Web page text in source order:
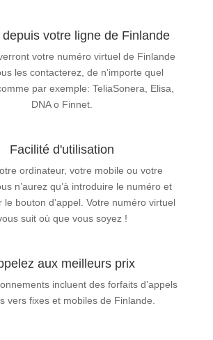
votre ligne de Finlande
votre numéro virtuel de Finlande
les contacterez, de n’importe quel
par exemple: TeliaSonera, Elisa,
DNA o Finnet.
Facilité d'utilisation
ordinateur, votre mobile ou votre
n’aurez qu’à introduire le numéro et
le bouton d’appel. Votre numéro virtuel
suit où que vous soyez !
aux meilleurs prix
incluent des forfaits d’appels
vers fixes et mobiles de Finlande.